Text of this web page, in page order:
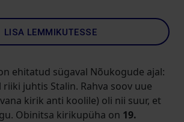
LISA LEMMIKUTESSE
ehitatud sügaval Nõukogude ajal:
riiki juhtis Stalin. Rahva soov uue
kirik anti koolile) oli nii suur, et
Obinitsa kirikupüha on 19.